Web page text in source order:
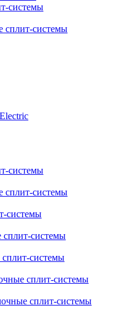
системы
сплит-системы
системы
сплит-системы
системы
сплит-системы
системы
сплит-системы
сплит-системы